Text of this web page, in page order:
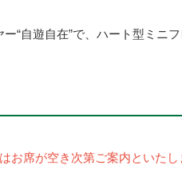
“自遊自在”で、ハート型ミニ
お席が空き次第ご案内といたし